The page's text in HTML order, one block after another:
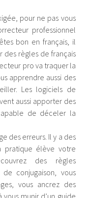
pour ne pas vous
professionnel
bon en français, il
des règles de français
pro va traquer la
apprendre aussi des
Les logiciels de
aussi apporter des
de déceler la
des erreurs. Il y a des
pratique élève votre
des règles
conjugaison, vous
vous ancrez des